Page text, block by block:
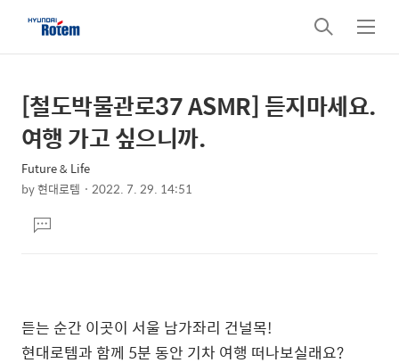
검
색
메
뉴
상
세
텐
본
문
제
목
[철도박물관로37 ASMR] 듣지마세요.
여행 가고 싶으니까.
Future & Life
by현대로템 2022. 7. 29. 14:51
문댓
글
듣는 순간 이곳이 서울 남가좌리 건널목!
현대로템과 함께 5분 동안 기차여행 떠나보실래요?